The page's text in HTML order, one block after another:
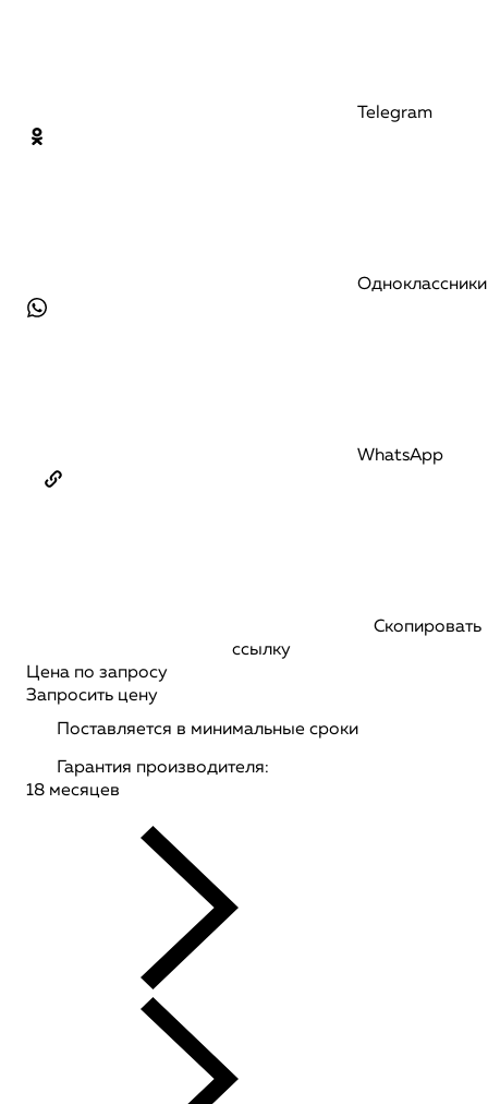
Telegram
Одноклассники
WhatsApp
Скопировать
ссылку
Цена по запросу
Запросить цену
Поставляется в минимальные сроки
Гарантия производителя:
18 месяцев